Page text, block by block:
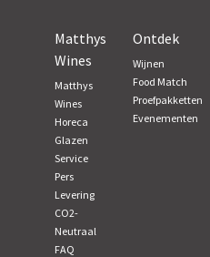
Matthys
Wines
Matthys
Wines
Horeca
Glazen
Service
Pers
Levering
CO2-
Neutraal
FAQ
Ontdek
Wijnen
Food Match
Proefpakketten
Evenementen